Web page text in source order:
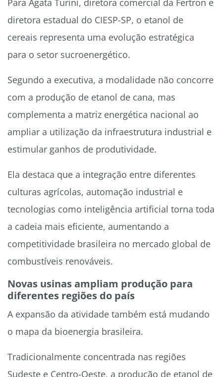
Para Ágata Turini, diretora comercial da Fertron e
diretora estadual do CIESP-SP, o etanol de
cereais representa uma evolução estratégica
para o setor sucroenergético.
Segundo a executiva, a modalidade não concorre
com a produção de etanol de cana, mas
complementa a matriz energética nacional ao
ampliar a utilização da infraestrutura industrial e
estimular ganhos de produtividade.
Ela destaca que a integração entre diferentes
culturas agrícolas, automação industrial e
tecnologias como inteligência artificial torna toda
a cadeia mais eficiente, aumentando a
competitividade brasileira no mercado global de
combustíveis renováveis.
Novas usinas ampliam produção para
diferentes regiões do país
A expansão da atividade também está mudando
o mapa da bioenergia brasileira.
Tradicionalmente concentrada nas regiões
Sudeste e Centro-Oeste, a produção de etanol de